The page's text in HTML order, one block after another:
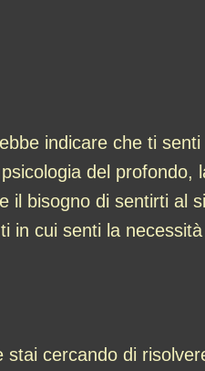
indicare che ti
del profondo,
bisogno di sentirti al
in cui senti la
cercando di